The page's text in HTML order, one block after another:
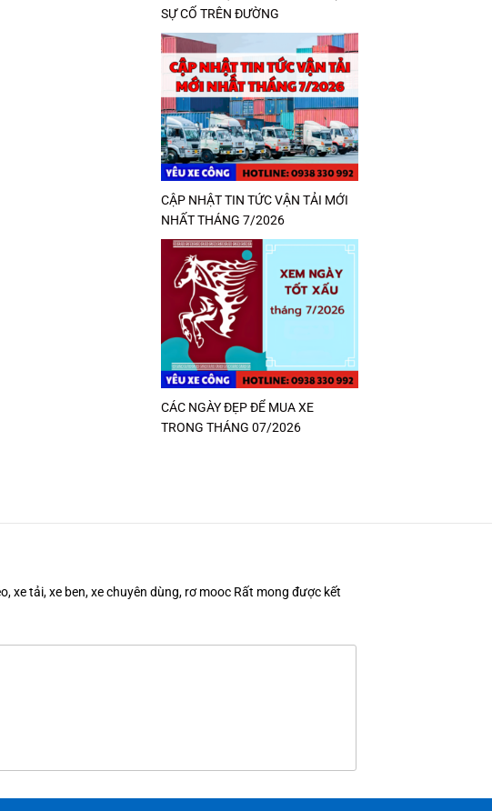
SỰ CỐ TRÊN ĐƯỜNG
CẬP NHẬT TIN TỨC VẬN TẢI MỚI
NHẤT THÁNG 7/2026
CÁC NGÀY ĐẸP ĐỂ MUA XE
TRONG THÁNG 07/2026
tải, xe ben, xe chuyên dùng, rơ mooc Rất mong được kết